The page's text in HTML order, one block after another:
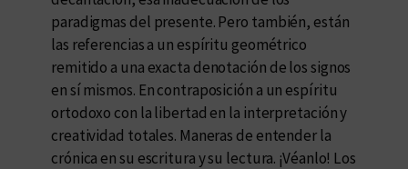
paradigmas del presente. Pero también, están
las referencias a un espíritu geométrico
remitido a una exacta denotación de los signos
en sí mismos. En contraposición a un espíritu
ortodoxo con la libertad en la interpretación y
creatividad totales. Maneras de entender la
crónica en su escritura y su lectura. ¡Véanlo! Los